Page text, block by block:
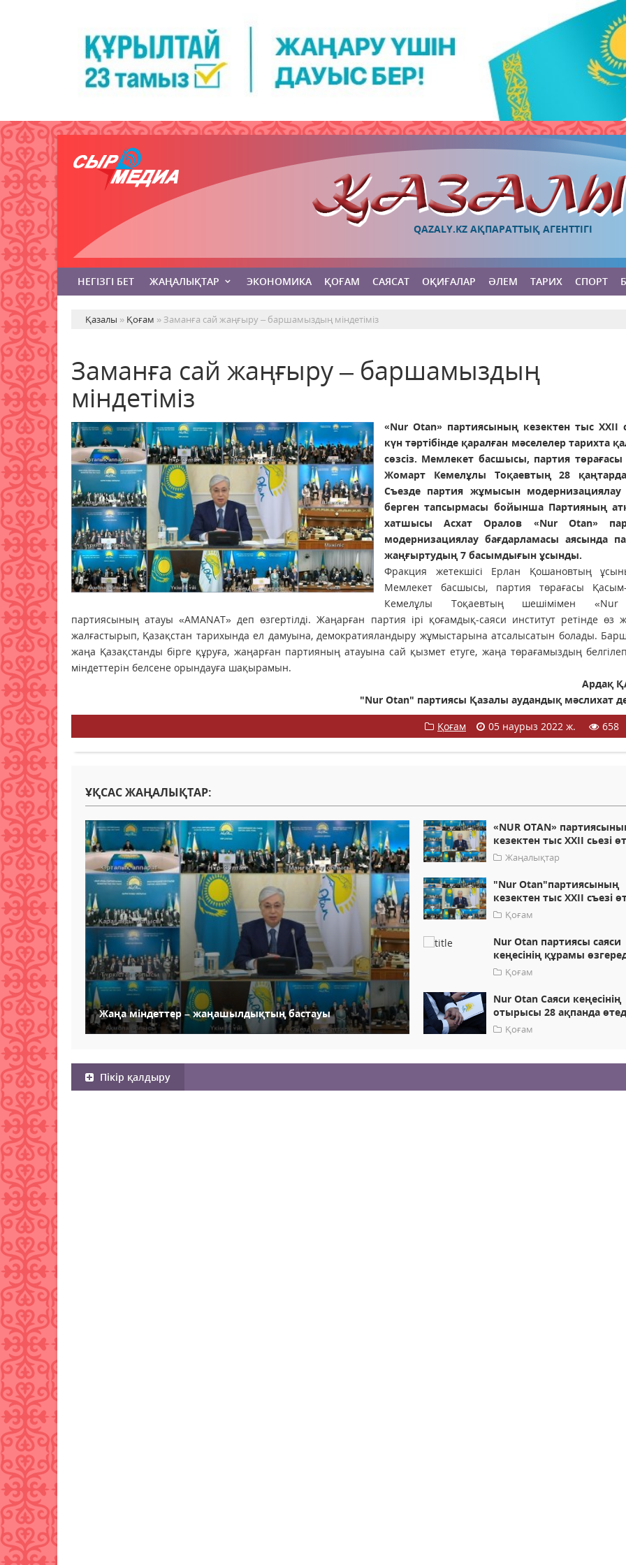
QAZALY.KZ АҚПАРАТТЫҚ АГЕНТТІГІ
НЕГІЗГІ БЕТ ЖАҢАЛЫҚТАР ЭКОНОМИКА ҚОҒАМ САЯСАТ ОҚИҒАЛАР ӘЛЕМ ТАРИХ СПОРТ
Қазалы » Қоғам » Заманға сай жаңғыру – баршамыздың міндетіміз
Заманға сай жаңғыру – баршамыздың
міндетіміз
«Nur Otan» партиясының кезектен тыс XXII
күн тәртібінде қаралған мәселелер тарихта
сөзсіз. Мемлекет басшысы, партия
Жомарт Кемелұлы Тоқаевтың 28
Съезде партия жұмысын модернизациялау
берген тапсырмасы бойынша Партияның
хатшысы Асхат Оралов «Nur Otan»
модернизациялау бағдарламасы аясында
жаңғыртудың 7 басымдығын ұсынды.
Фракция жетекшісі Ерлан Қошановтың
Мемлекет басшысы, партия төрағасы
Кемелұлы Тоқаевтың шешімімен
партиясының атауы «AMANAT» деп өзгертілді. Жаңарған партия ірі қоғамдық-саяси институт ретінде өз
жалғастырып, Қазақстан тарихында ел дамуына, демократияландыру жұмыстарына атсалысатын болады.
жаңа Қазақстанды бірге құруға, жаңарған партияның атауына сай қызмет етуге, жаңа төрағамыздың
міндеттерін белсене орындауға шақырамын.
Ардақ
"Nur Otan" партиясы Қазалы аудандық мәслихат
Қоғам
05 наурыз 2022 ж. 658
ҰҚСАС ЖАҢАЛЫҚТАР:
Жаңа міндеттер – жаңашылдықтың бастауы
«NUR OTAN»
кезектен тыс ХХІІ сьезі
Жаңалықтар
"Nur Otan"партиясының
кезектен тыс ХХІІ съезі
Қоғам
Nur Otan партиясы саяси
кеңесінің құрамы
Қоғам
Nur Otan Саяси кеңесінің
отырысы 28 ақпанда
Қоғам
Пікір қалдыру